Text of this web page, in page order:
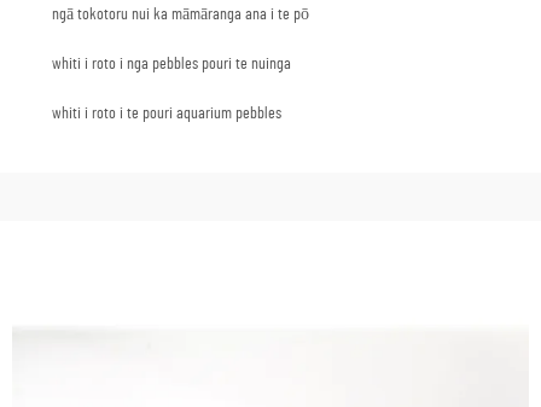
ngā tokotoru nui ka māmāranga ana i te pō
whiti i roto i nga pebbles pouri te nuinga
whiti i roto i te pouri aquarium pebbles